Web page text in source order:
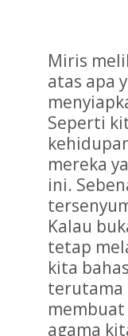
Miris
atas apa
Seperti
mereka
ini.
Kalau
tetap
kita
terutama
agama